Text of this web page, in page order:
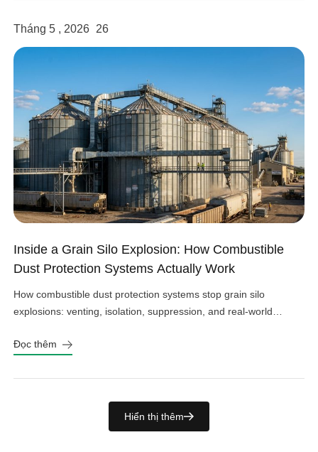
Tháng 5 , 2026 26
Inside a Grain Silo Explosion: How Combustible
Dust Protection Systems Actually Work
How combustible dust protection systems stop grain silo
explosions: venting, isolation, suppression, and real-world
Đọc thêm
Hiển thị thêm